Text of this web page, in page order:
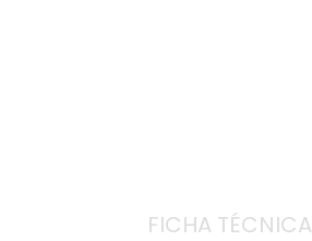
FICHA TÉCNICA